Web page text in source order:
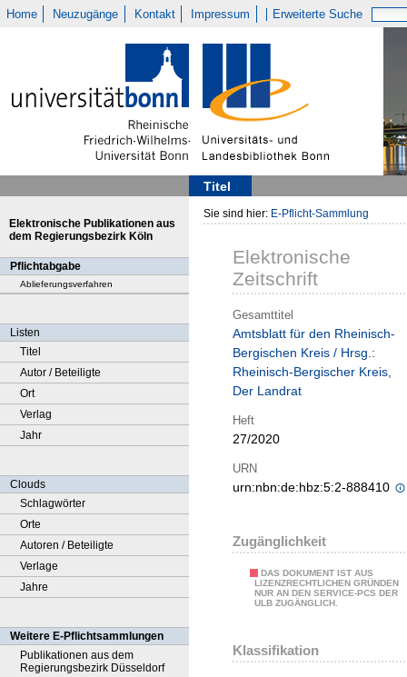
Home Neuzugänge Kontakt Impressum Erweiterte Suche
Titel
Elektronische Publikationen aus
dem Regierungsbezirk Köln
Pflichtabgabe
Ablieferungsverfahren
Listen
Titel
Autor / Beteiligte
Ort
Verlag
Jahr
Clouds
Schlagwörter
Orte
Autoren / Beteiligte
Verlage
Jahre
Weitere E-Pflichtsammlungen
Publikationen aus dem
Regierungsbezirk Düsseldorf
Sie sind hier: E-Pflicht-Sammlung
Elektronische
Zeitschrift
Gesamttitel
Amtsblatt für den Rheinisch-
Bergischen Kreis / Hrsg.:
Rheinisch-Bergischer Kreis,
Der Landrat
Heft
27/2020
URN
urn:nbn:de:hbz:5:2-888410
Zugänglichkeit
DAS DOKUMENT IST AUS
LIZENZRECHTLICHEN GRÜNDEN
NUR AN DEN SERVICE-PCS DER
ULB ZUGÄNGLICH.
Klassifikation